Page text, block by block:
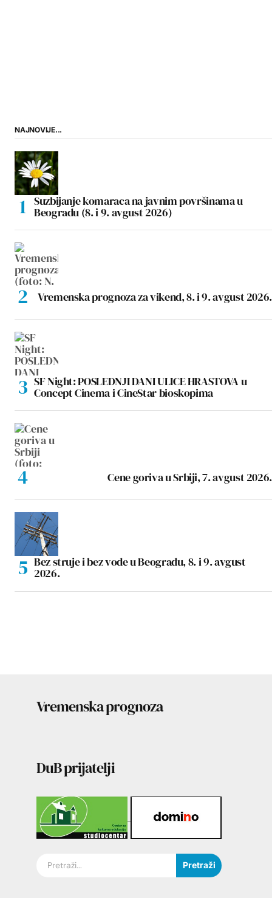
NAJNOVIJE...
Suzbijanje komaraca na javnim površinama u
Beogradu (8. i 9. avgust 2026)
Vremenska prognoza za vikend, 8. i 9. avgust 2026.
SF Night: POSLEDNJI DANI ULICE HRASTOVA u
Concept Cinema i CineStar bioskopima
Cene goriva u Srbiji, 7. avgust 2026.
Bez struje i bez vode u Beogradu, 8. i 9. avgust
2026.
Vremenska prognoza
DuB prijatelji
Pretraži